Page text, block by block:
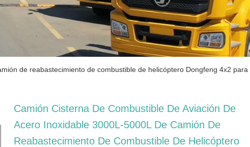
de reabastecimiento de combustible de helicóptero Dongfeng 4x2 para
Camión Cisterna De Combustible De Aviación De
Acero Inoxidable 3000L-5000L De Camión De
Reabastecimiento De Combustible De Helicóptero